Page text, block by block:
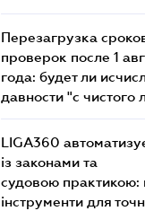
Перезагрузка
проверок после 1
года: будет ли
давности "с чистого
LIGA360
із законами та
судовою практикою:
інструменти для